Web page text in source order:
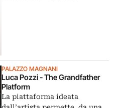
PALAZZO MAGNANI
Luca Pozzi - The Grandfather
Platform
La piattaforma ideata